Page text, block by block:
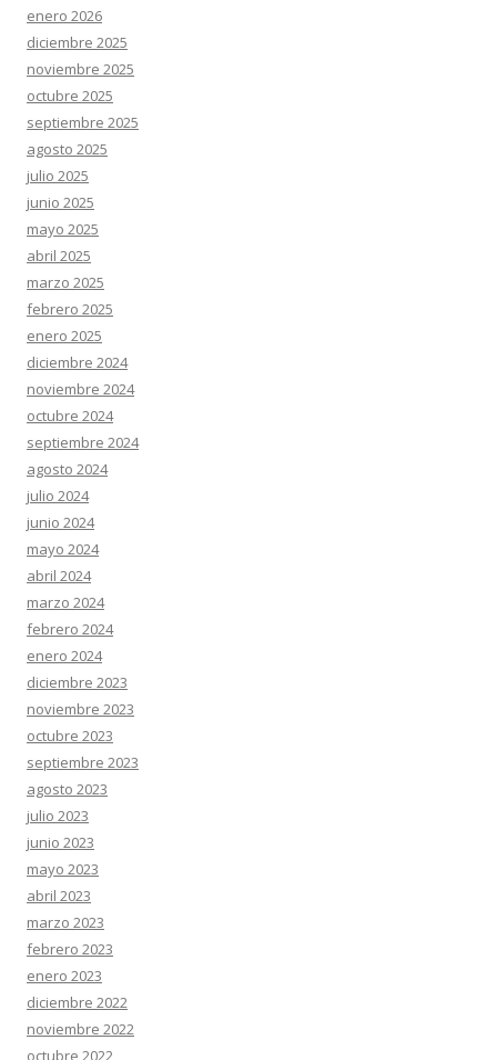
enero 2026
diciembre 2025
noviembre 2025
octubre 2025
septiembre 2025
agosto 2025
julio 2025
junio 2025
mayo 2025
abril 2025
marzo 2025
febrero 2025
enero 2025
diciembre 2024
noviembre 2024
octubre 2024
septiembre 2024
agosto 2024
julio 2024
junio 2024
mayo 2024
abril 2024
marzo 2024
febrero 2024
enero 2024
diciembre 2023
noviembre 2023
octubre 2023
septiembre 2023
agosto 2023
julio 2023
junio 2023
mayo 2023
abril 2023
marzo 2023
febrero 2023
enero 2023
diciembre 2022
noviembre 2022
octubre 2022